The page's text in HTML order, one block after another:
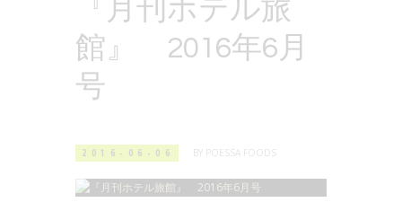
『月刊ホテル旅
館』 2016年6月
号
2016-06-06 BY POESSA FOODS